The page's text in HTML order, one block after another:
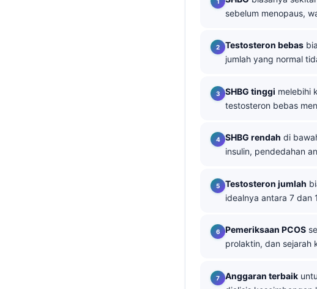
sebelum menopaus,
Testosteron bebas
jumlah yang normal
SHBG tinggi melebihi
testosteron bebas
SHBG rendah di
insulin, pendedahan
Testosteron jumlah
idealnya antara 7 dan
Pemeriksaan PCOS
prolaktin, dan sejarah
Anggaran terbaik